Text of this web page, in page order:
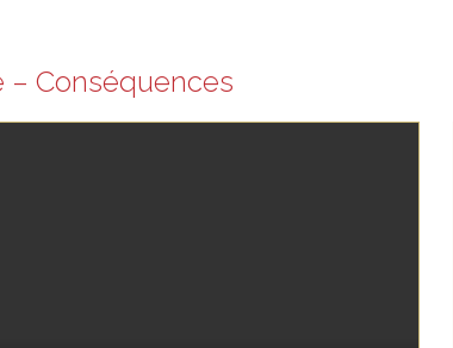
Conséquences